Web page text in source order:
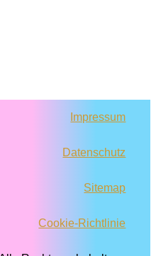
Impressum
Datenschutz
Sitemap
Cookie-Richtlinie